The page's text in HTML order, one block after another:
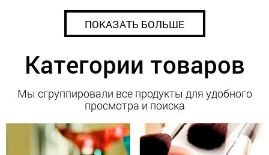
ПОКАЗАТЬ БОЛЬШЕ
Категории товаров
Мы сгруппировали все продукты для удобного
просмотра и поиска